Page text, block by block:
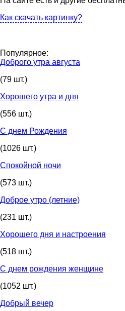
Как скачать картинку?
Популярное:
Доброго утра августа
(79 шт.)
Хорошего утра и дня
(556 шт.)
С днем Рождения
(1026 шт.)
Спокойной ночи
(573 шт.)
Доброе утро (летние)
(231 шт.)
Хорошего дня и настроения
(518 шт.)
С днем рождения женщине
(1052 шт.)
Добрый вечер